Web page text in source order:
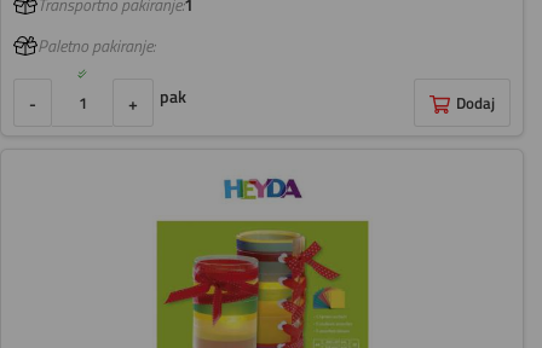
Paletno pakiranje:
- + pak Dodaj